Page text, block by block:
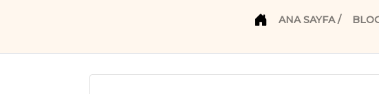
ANA SAYFA